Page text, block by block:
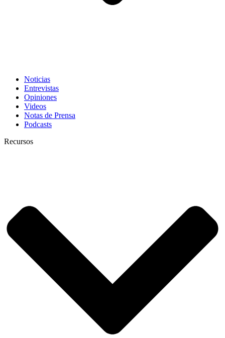
Noticias
Entrevistas
Opiniones
Videos
Notas de Prensa
Podcasts
Recursos